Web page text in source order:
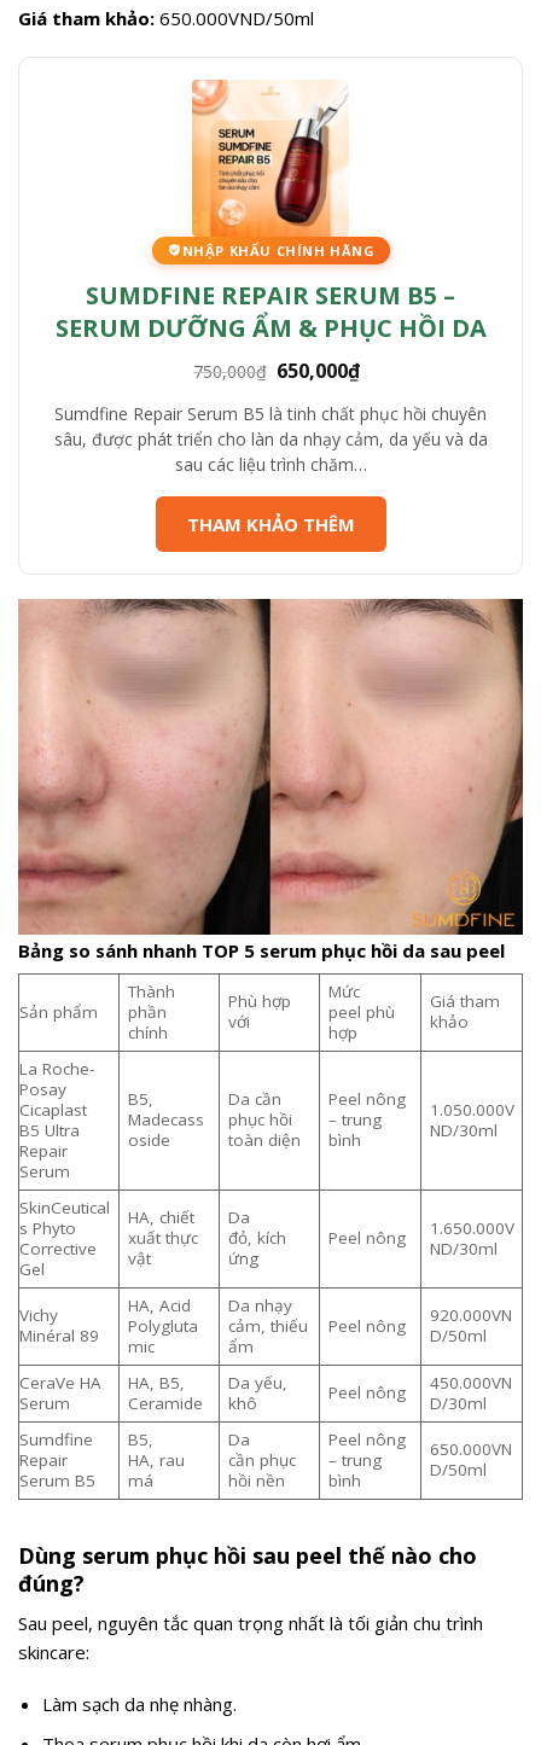
Giá tham khảo: 650.000VND/50ml
NHẬP KHẨU CHÍNH HÃNG
SUMDFINE REPAIR SERUM B5 –
SERUM DƯỠNG ẨM & PHỤC HỒI DA
750,000₫ Giá
là:
750,000₫.
650,000₫Giá
tại
650,000₫.
Sumdfine Repair Serum B5 là tinh chất phục hồi chuyên
sâu, được phát triển cho làn da nhạy cảm, da yếu và da
sau các liệu trình chăm…
THAM KHẢO THÊM
Bảng so sánh nhanh TOP 5 serum phục hồi da sau peel
Sản phẩm
Thành
phần
chính
Phù hợp
với
Mức
peel phù
hợp
Giá tham
khảo
La Roche-
Posay
Cicaplast
B5 Ultra
Repair
Serum
B5,
Madecass
oside
Da cần
phục hồi
toàn diện
Peel nông
– trung
bình
1.050.000V
ND/30ml
SkinCeutical
s Phyto
Corrective
Gel
HA, chiết
xuất thực
vật
Da
đỏ, kích
ứng
Peel nông
1.650.000V
ND/30ml
Vichy
Minéral 89
HA, Acid
Polygluta
mic
Da nhạy
cảm, thiếu
ẩm
Peel nông
920.000VN
D/50ml
CeraVe HA
Serum
HA, B5,
Ceramide
Da yếu,
khô
Peel nông
450.000VN
D/30ml
Sumdfine
Repair
Serum B5
B5,
HA, rau
má
Da
cần phục
hồi nền
Peel nông
– trung
bình
650.000VN
D/50ml
Dùng serum phục hồi sau peel thế nào cho
đúng?
Sau peel, nguyên tắc quan trọng nhất là tối giản chu trình
skincare:
Làm sạch da nhẹ nhàng.